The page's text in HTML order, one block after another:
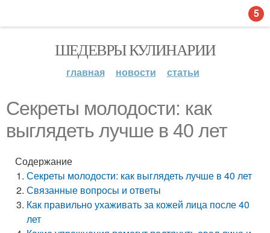
ШЕДЕВРЫ КУЛИНАРИИ
главная новости статьи
Секреты молодости: как
выглядеть лучше в 40 лет
Содержание
Секреты молодости: как выглядеть лучше в 40 лет
Связанные вопросы и ответы
Как правильно ухаживать за кожей лица после 40
лет
5